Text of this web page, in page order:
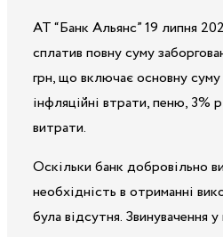
АТ “Банк Альянс” 19 липня
сплатив повну суму
грн, що включає основну суму
інфляційні втрати, пеню, 3%
витрати.
Оскільки банк добровільно
необхідність в отриманні
була відсутня. Звинувачення